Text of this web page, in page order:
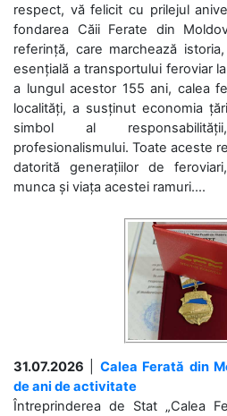
respect, vă felicit cu prilejul
fondarea Căii Ferate din
referință, care marchează
esențială a transportului feroviar
a lungul acestor 155 ani, calea
localități, a susținut economia
simbol al
profesionalismului. Toate aceste
datorită generațiilor de
munca și viața acestei ramuri....
31.07.2026
Calea Ferată din
de ani de activitate
Întreprinderea de Stat „Calea